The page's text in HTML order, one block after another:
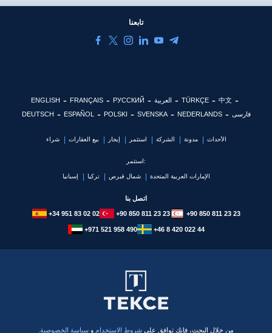
تابعنا
ENGLISH FRANÇAIS РУССКИЙ العربية TÜRKÇE
中文
DEUTSCH
ESPAÑOL POLSKI SVENSKA NEDERLANDS فارسی
شراء بيع العقارات إيجار استثمر الشركة مدونة الأحداث
استثمر:
إسبانيا تركيا شمال قبرص الإمارات العربية المتحدة
اتصل بنا
+34 951 83 02 02 +90 850 811 23 23 +90 850 811 23 23
+971 521 958 490 +46 8 420 022 44
​من خلال البحث، فإنك توافق على شروط الاستخدام و سياسة الخصوصية.